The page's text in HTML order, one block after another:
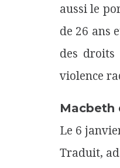
aussi le
de 26 ans
des droits
violence
Macbeth
Le 6
Traduit,